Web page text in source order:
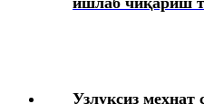
Узлуксиз меҳнат